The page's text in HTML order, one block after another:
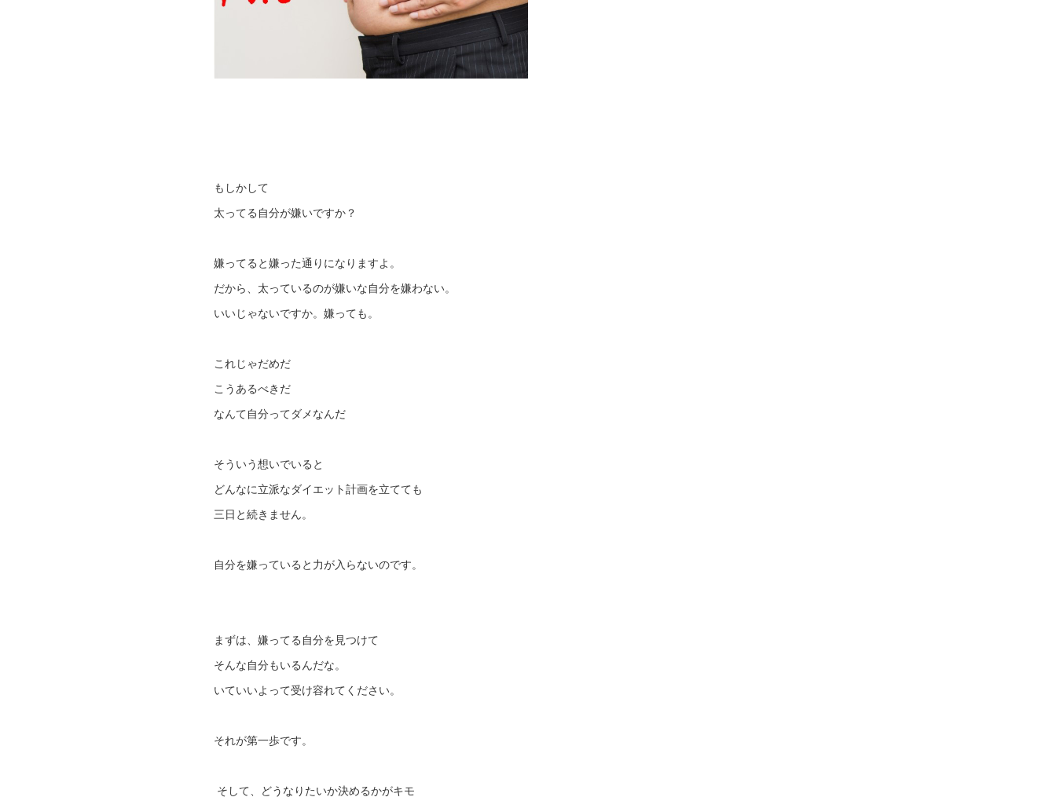
もしかして
太ってる自分が嫌いですか？
嫌ってると嫌った通りになりますよ。
だから、太っているのが嫌いな自分を嫌わない。
いいじゃないですか。嫌っても。
これじゃだめだ
こうあるべきだ
なんて自分ってダメなんだ
そういう想いでいると
どんなに立派なダイエット計画を立てても
三日と続きません。
自分を嫌っていると力が入らないのです。
まずは、嫌ってる自分を見つけて
そんな自分もいるんだな。
いていいよって受け容れてください。
それが第一歩です。
そして、どうなりたいか決めるかがキモ